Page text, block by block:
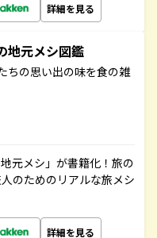
詳細を見る
地元メシ図鑑
ちの思い出の味を食の雑
元メシ」が書籍化！旅の
のためのリアルな旅メシ
詳細を見る